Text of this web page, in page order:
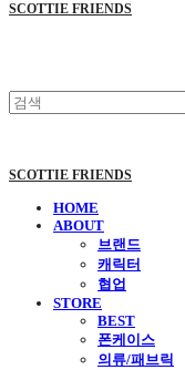
SCOTTIE FRIENDS
SCOTTIE FRIENDS
HOME
ABOUT
브랜드
캐릭터
협업
STORE
BEST
폰케이스
의류/패브릭